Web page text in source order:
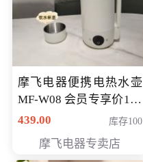
摩飞电器便携电热水壶
MF-W08 会员专享价198
元
439.00 库存100
摩飞电器专卖店